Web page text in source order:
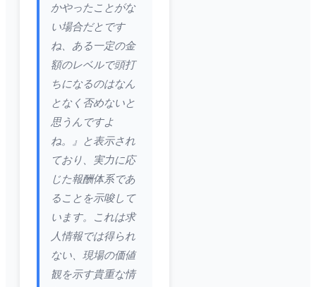
かやったことがな
い場合だとです
ね、ある一定の金
額のレベルで頭打
ちになるのはなん
となく否めないと
思うんですよ
ね。』と表示され
ており、実力に応
じた報酬体系であ
ることを示唆して
います。これは求
人情報では得られ
ない、現場の価値
観を示す貴重な情